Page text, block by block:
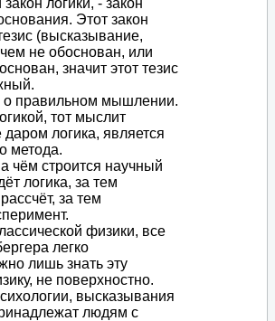
Этот закон
(высказывание,
не обоснован, или
значит этот тезис
о правильном мышлении.
тот мыслит
логика, является
метода.
чём строится научный
логика, за тем
за тем
физики, все
легко
лишь знать эту
не поверхностно.
высказывания
людям с